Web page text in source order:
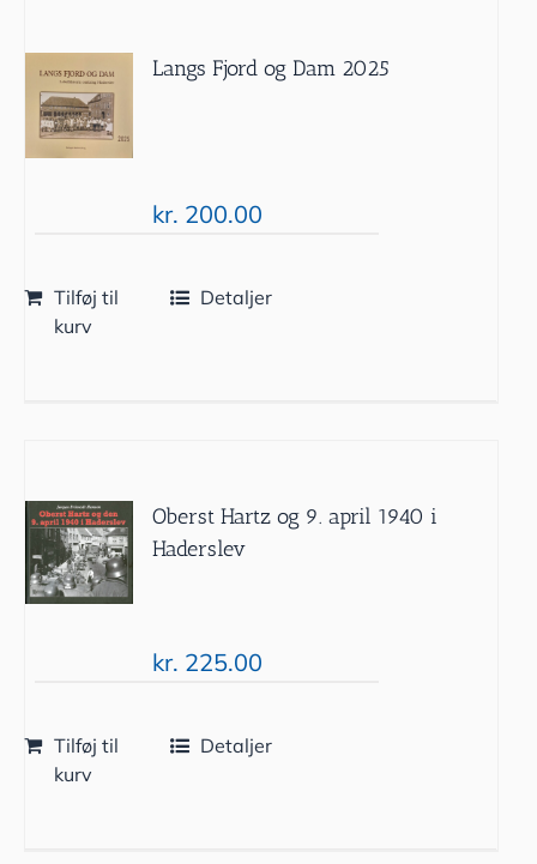
Langs Fjord og Dam 2025
kr. 200.00
Tilføj til
kurv
Detaljer
Oberst Hartz og 9. april 1940 i
Haderslev
kr. 225.00
Tilføj til
kurv
Detaljer